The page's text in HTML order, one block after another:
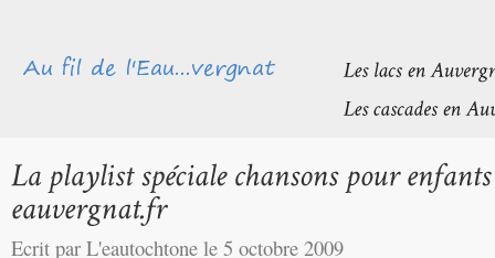
Ecrit par L'eautochtone le 5 octobre 2009